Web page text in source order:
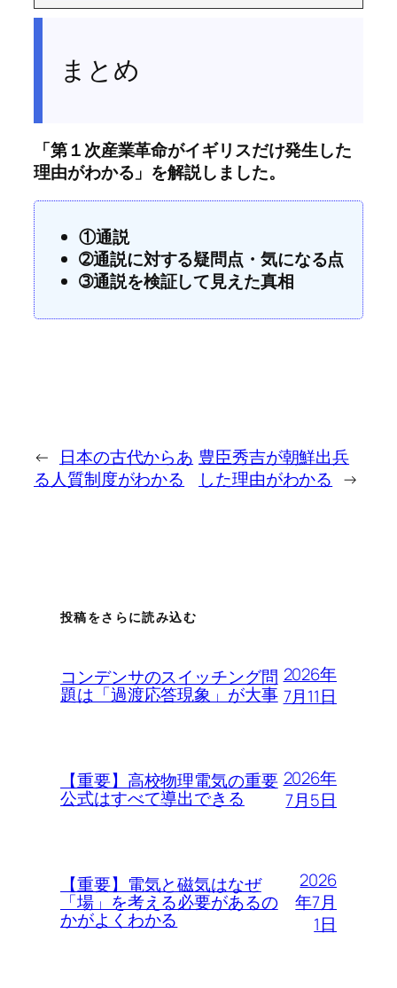
まとめ
「第１次産業革命がイギリスだけ発生した
理由がわかる」を解説しました。
①通説
➁通説に対する疑問点・気になる点
➂通説を検証して見えた真相
←
日本の古代からあ
る人質制度がわかる
豊臣秀吉が朝鮮出兵
した理由がわかる →
投稿をさらに読み込む
コンデンサのスイッチング問
題は「過渡応答現象」が大事
2026年
7月11日
【重要】高校物理電気の重要
公式はすべて導出できる
2026年
7月5日
【重要】電気と磁気はなぜ
「場」を考える必要があるの
かがよくわかる
2026
年7月
1日